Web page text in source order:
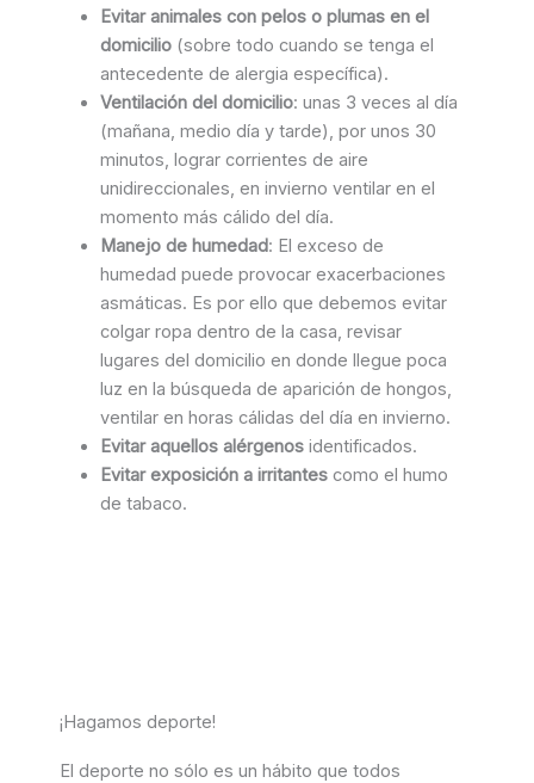
Evitar animales con pelos o plumas en el
domicilio(sobre todo cuando se tenga el
antecedente de alergia específica).
Ventilación del domicilio: unas 3 veces al día
(mañana, medio día y tarde), por unos 30
minutos, lograr corrientes de aire
unidireccionales, en invierno ventilar en el
momento más cálido del día.
Manejo de humedad: El exceso de
humedad puede provocar exacerbaciones
asmáticas. Es por ello que debemos evitar
colgar ropa dentro de la casa, revisar
lugares del domicilio en donde llegue poca
luz en la búsqueda de aparición de hongos,
ventilar en horas cálidas del día en invierno.
Evitar aquellos alérgenosidentificados.
Evitar exposición a irritantescomo el humo
de tabaco.
¡Hagamos deporte!
El deporte no sólo es un hábito que todos